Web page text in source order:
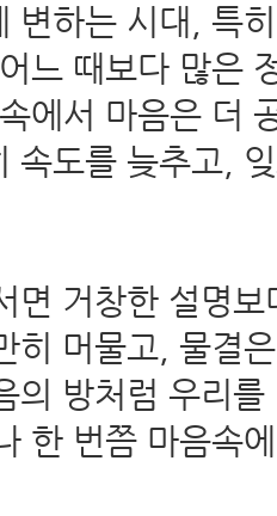
변하는 시대, 특
느 때보다 많은
에서 마음은 더
속도를 늦추고,
면 거창한 설명
히 머물고, 물결
의 방처럼 우리
한 번쯤 마음속